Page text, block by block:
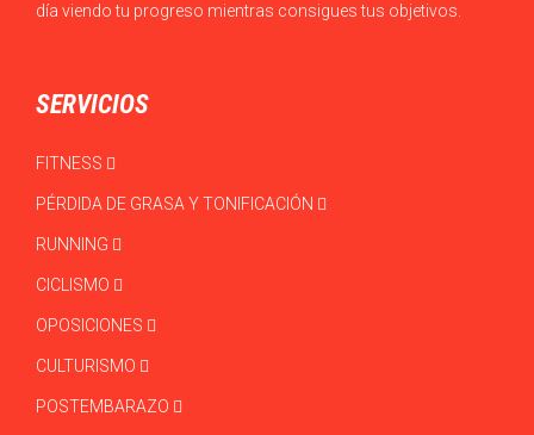
día viendo tu progreso mientras consigues tus objetivos.
SERVICIOS
FITNESS
PÉRDIDA DE GRASA Y TONIFICACIÓN
RUNNING
CICLISMO
OPOSICIONES
CULTURISMO
POSTEMBARAZO